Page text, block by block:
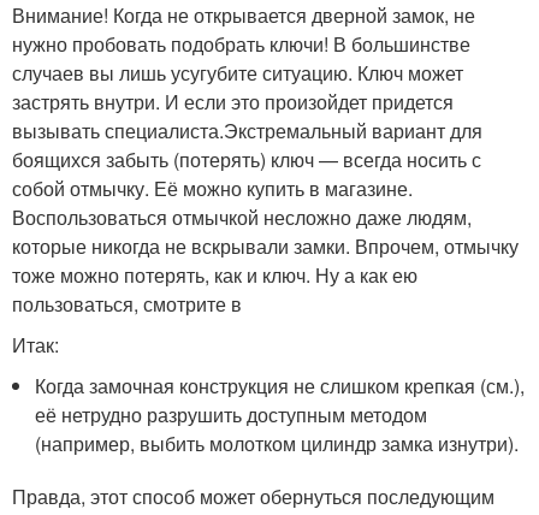
Внимание! Когда не открывается дверной замок, не
нужно пробовать подобрать ключи! В большинстве
случаев вы лишь усугубите ситуацию. Ключ может
застрять внутри. И если это произойдет придется
вызывать специалиста.Экстремальный вариант для
боящихся забыть (потерять) ключ — всегда носить с
собой отмычку. Её можно купить в магазине.
Воспользоваться отмычкой несложно даже людям,
которые никогда не вскрывали замки. Впрочем, отмычку
тоже можно потерять, как и ключ. Ну а как ею
пользоваться, смотрите в
Итак:
Когда замочная конструкция не слишком крепкая (см.),
её нетрудно разрушить доступным методом
(например, выбить молотком цилиндр замка изнутри).
Правда, этот способ может обернуться последующим